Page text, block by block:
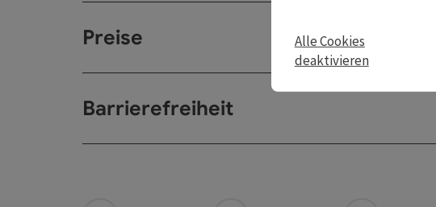
Preise
Barrierefreiheit
Alle Cookies
deaktivieren